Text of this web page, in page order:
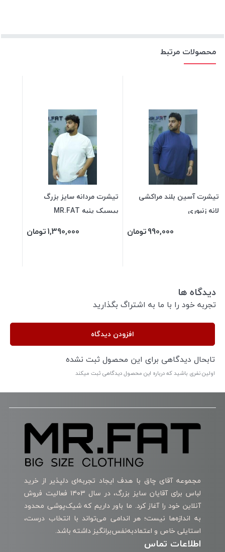
محصولات مرتبط
تیشرت آسین بلند مراکشی
لانه زنبوری
990,000تومان
تیشرت مردانه سایز بزرگ
بیسیک پنبه MR.FAT
1,390,000تومان
دیدگاه ها
تجربه خود را با ما به اشتراگ بگذارید
افزودن دیدگاه
تابحال دیدگاهی برای این محصول ثبت نشده
اولین نفری باشید که درباره این محصول دیدگاهی ثبت میکند
مجموعه آقای چاق با هدف ایجاد تجربه‌ای دلپذیر از خرید
لباس برای آقایان سایز بزرگ، در سال ۱۴۰۳ فعالیت فروش
آنلاین خود را آغاز کرد. ما باور داریم که شیک‌پوشی محدود
به اندازه‌ها نیست؛ هر اندامی می‌تواند با انتخاب درست،
استایلی خاص و اعتمادبه‌نفس‌برانگیز داشته باشد.
اطلاعات تماس